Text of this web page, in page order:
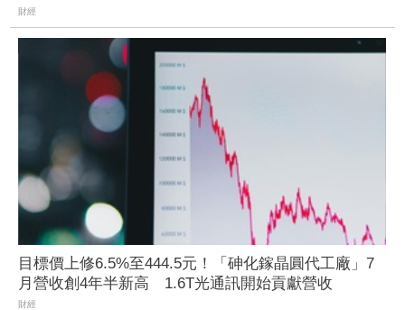
財經
目標價上修6.5%至444.5元！「砷化鎵晶圓代工廠」7
月營收創4年半新高 1.6T光通訊開始貢獻營收
財經